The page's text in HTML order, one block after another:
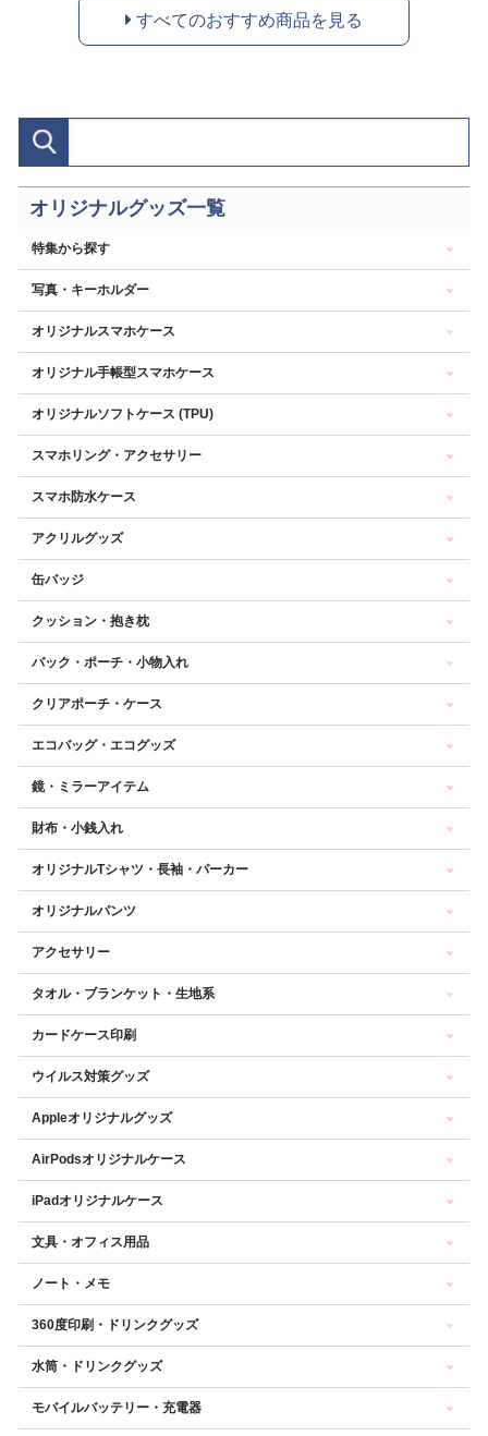
すべてのおすすめ商品を見る
オリジナルグッズ一覧
特集から探す
写真・キーホルダー
オリジナルスマホケース
オリジナル手帳型スマホケース
オリジナルソフトケース (TPU)
スマホリング・アクセサリー
スマホ防水ケース
アクリルグッズ
缶バッジ
クッション・抱き枕
バック・ポーチ・小物入れ
クリアポーチ・ケース
エコバッグ・エコグッズ
鏡・ミラーアイテム
財布・小銭入れ
オリジナルTシャツ・長袖・パーカー
オリジナルパンツ
アクセサリー
タオル・ブランケット・生地系
カードケース印刷
ウイルス対策グッズ
Appleオリジナルグッズ
AirPodsオリジナルケース
iPadオリジナルケース
文具・オフィス用品
ノート・メモ
360度印刷・ドリンクグッズ
水筒・ドリンクグッズ
モバイルバッテリー・充電器